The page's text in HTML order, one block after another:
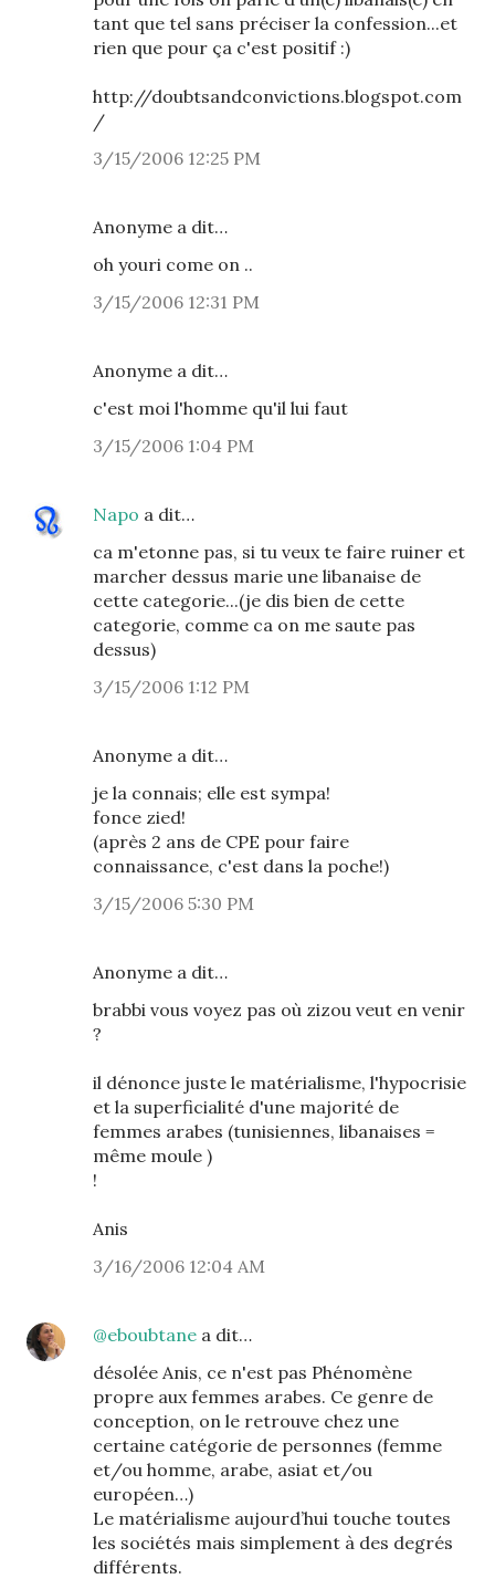
tant que tel sans préciser la confession...et
rien que pour ça c'est positif :)
http://doubtsandconvictions.blogspot.com
/
3/15/2006 12:25 PM
Anonyme a dit…
oh youri come on ..
3/15/2006 12:31 PM
Anonyme a dit…
c'est moi l'homme qu'il lui faut
3/15/2006 1:04 PM
Napo a dit…
ca m'etonne pas, si tu veux te faire ruiner et
marcher dessus marie une libanaise de
cette categorie...(je dis bien de cette
categorie, comme ca on me saute pas
dessus)
3/15/2006 1:12 PM
Anonyme a dit…
je la connais; elle est sympa!
fonce zied!
(après 2 ans de CPE pour faire
connaissance, c'est dans la poche!)
3/15/2006 5:30 PM
Anonyme a dit…
brabbi vous voyez pas où zizou veut en venir
?
il dénonce juste le matérialisme, l'hypocrisie
et la superficialité d'une majorité de
femmes arabes (tunisiennes, libanaises =
même moule )
!
Anis
3/16/2006 12:04 AM
@eboubtane a dit…
désolée Anis, ce n'est pas Phénomène
propre aux femmes arabes. Ce genre de
conception, on le retrouve chez une
certaine catégorie de personnes (femme
et/ou homme, arabe, asiat et/ou
européen…)
Le matérialisme aujourd’hui touche toutes
les sociétés mais simplement à des degrés
différents.